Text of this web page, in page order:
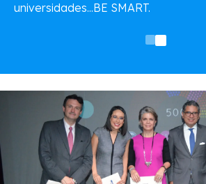
universidades...BE SMART.